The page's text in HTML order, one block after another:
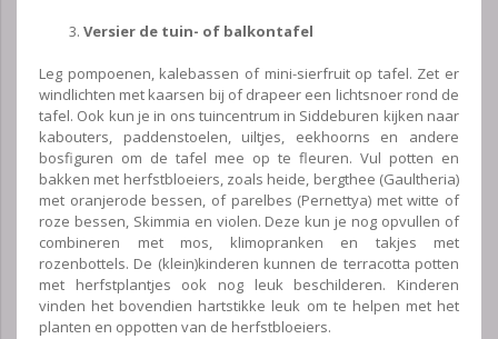
Versier de tuin- of balkontafel
Leg pompoenen, kalebassen of mini-sierfruit op tafel. Zet er
windlichten met kaarsen bij of drapeer een lichtsnoer rond de
tafel. Ook kun je in ons tuincentrum in Siddeburen kijken naar
kabouters, paddenstoelen, uiltjes, eekhoorns en andere
bosfiguren om de tafel mee op te fleuren. Vul potten en
bakken met herfstbloeiers, zoals heide, bergthee (Gaultheria)
met oranjerode bessen, of parelbes (Pernettya) met witte of
roze bessen, Skimmia en violen. Deze kun je nog opvullen of
combineren met mos, klimopranken en takjes met
rozenbottels. De (klein)kinderen kunnen de terracotta potten
met herfstplantjes ook nog leuk beschilderen. Kinderen
vinden het bovendien hartstikke leuk om te helpen met het
planten en oppotten van de herfstbloeiers.